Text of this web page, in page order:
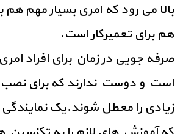
بالا می رود که امری بسیار مهم هم
هم برای تعمیرکار است.
صرفه جویی در زمان برای افراد
است و دوست ندارند که برای
زیادی را معطل شوند.یک نمایندگی